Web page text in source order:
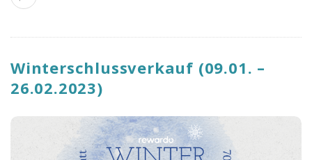
Winterschlussverkauf (09.01. –
26.02.2023)